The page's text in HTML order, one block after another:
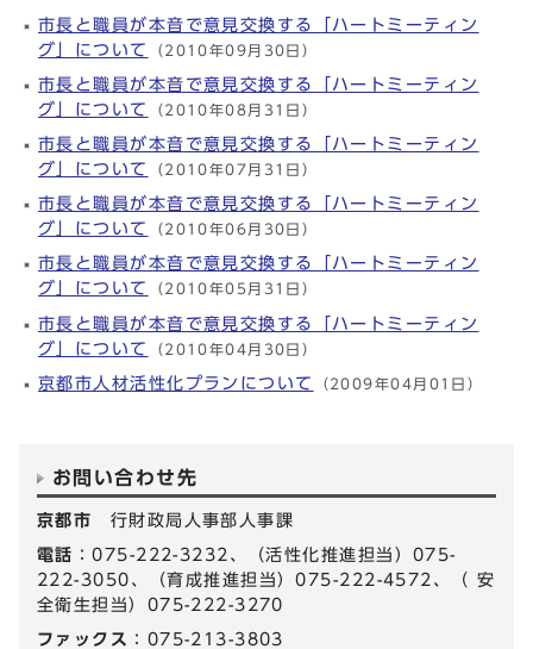
市長と職員が本音で意見交換する「ハートミーティン
グ」について
（2010年09月30日）
市長と職員が本音で意見交換する「ハートミーティン
グ」について
（2010年08月31日）
市長と職員が本音で意見交換する「ハートミーティン
グ」について
（2010年07月31日）
市長と職員が本音で意見交換する「ハートミーティン
グ」について
（2010年06月30日）
市長と職員が本音で意見交換する「ハートミーティン
グ」について
（2010年05月31日）
市長と職員が本音で意見交換する「ハートミーティン
グ」について
（2010年04月30日）
京都市人材活性化プランについて （2009年04月01日）
お問い合わせ先
京都市 行財政局人事部人事課
電話 ：075-222-3232、（活性化推進担当）075-
222-3050、（育成推進担当）075-222-4572、（ 安
全衛生担当）075-222-3270
ファックス ：075-213-3803